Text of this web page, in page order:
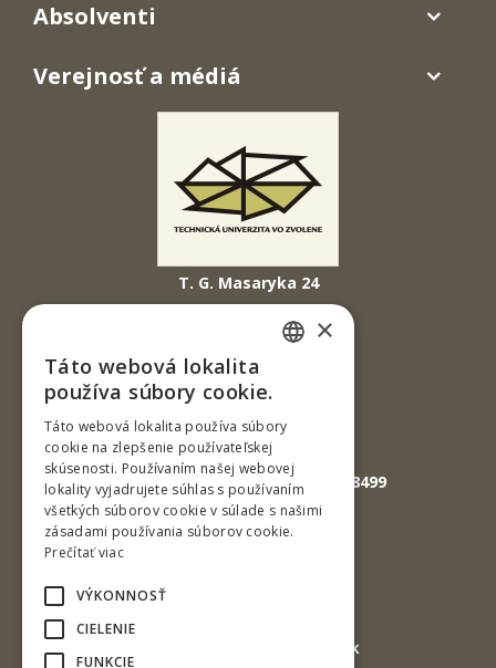
T. G. Masaryka 24
960 01 Zvolen
Slovenská republika
Tel.: +421-45-520 61 11
Fax: +421-45-533 00 27
E-mail: info@tuzvo.sk
GPS súradnice: 48.572024,19.118499
E-mail: podatelna@tuzvo.sk
Absolventi
Verejnosť a médiá
×
Táto webová lokalita
používa súbory cookie.
Táto webová lokalita používa súbory
cookie na zlepšenie používateľskej
skúsenosti. Používaním našej webovej
lokality vyjadrujete súhlas s používaním
všetkých súborov cookie v súlade s našimi
zásadami používania súborov cookie.
Prečítať viac
VÝKONNOSŤ
CIELENIE
FUNKCIE